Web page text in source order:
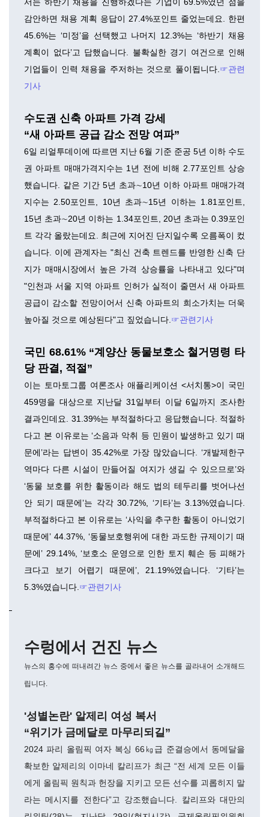
감안하면 채용 계획 응답이 27.4%포인트 줄었는데요. 한편
45.6%는 ‘미정’을 선택했고 나머지 12.3%는 ‘하반기 채용
계획이 없다’고 답했습니다. 불확실한 경기 여건으로 인해
기업들이 인력 채용을 주저하는 것으로 풀이됩니다. ☞관련
기사
수도권 신축 아파트 가격 강세
“새 아파트 공급 감소 전망 여파”
6일 리얼투데이에 따르면 지난 6월 기준 준공 5년 이하 수도
권 아파트 매매가격지수는 1년 전에 비해 2.77포인트 상승
했습니다. 같은 기간 5년 초과∼10년 이하 아파트 매매가격
지수는 2.50포인트, 10년 초과∼15년 이하는 1.81포인트,
15년 초과∼20년 이하는 1.34포인트, 20년 초과는 0.39포인
트 각각 올랐는데요. 최근에 지어진 단지일수록 오름폭이 컸
습니다. 이에 관계자는 "최신 건축 트렌드를 반영한 신축 단
지가 매매시장에서 높은 가격 상승률을 나타내고 있다"며
"인천과 서울 지역 아파트 인허가 실적이 줄면서 새 아파트
공급이 감소할 전망이어서 신축 아파트의 희소가치는 더욱
높아질 것으로 예상된다"고 짚었습니다. ☞관련기사
국민 68.61% “계양산 동물보호소 철거명령 타
당 판결, 적절”
이는 토마토그룹 여론조사 애플리케이션 <서치통>이 국민
459명을 대상으로 지난달 31일부터 이달 6일까지 조사한
결과인데요. 31.39%는 부적절하다고 응답했습니다. 적절하
다고 본 이유로는 ‘소음과 악취 등 민원이 발생하고 있기 때
문에’라는 답변이 35.42%로 가장 많았습니다. ‘개발제한구
역마다 다른 시설이 만들어질 여지가 생길 수 있으므로’와
‘동물 보호를 위한 활동이라 해도 법의 테두리를 벗어나선
안 되기 때문에’는 각각 30.72%, ‘기타’는 3.13%였습니다.
부적절하다고 본 이유로는 ‘사익을 추구한 활동이 아니었기
때문에’ 44.37%, ‘동물보호행위에 대한 과도한 규제이기 때
문에’ 29.14%, ‘보호소 운영으로 인한 토지 훼손 등 피해가
크다고 보기 어렵기 때문에’, 21.19%였습니다. ‘기타’는
5.3%였습니다. ☞관련기사
수렁에서 건진 뉴스
뉴스의 홍수에 떠내려간 뉴스 중에서 좋은 뉴스를 골라내어 소개해드
립니다.
'성별논란' 알제리 여성 복서
“위기가 금메달로 마무리되길”
2024 파리 올림픽 여자 복싱 66㎏급 준결승에서 동메달을
확보한 알제리의 이마네 칼리프가 최근 “전 세계 모든 이들
에게 올림픽 원칙과 헌장을 지키고 모든 선수를 괴롭히지 말
라는 메시지를 전한다”고 강조했습니다. 칼리프와 대만의